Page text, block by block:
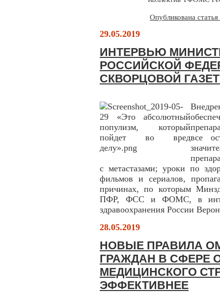
Опубликована
29.05.2019
ИНТЕРВЬЮ
РОССИЙСКОЙ
СКВОРЦОВОЙ
все
с метастазами; уроки по
фильмов и сериалов,
причинах, по которым
ПФР, ФСС и ФОМС, в
здравоохранения России
28.05.2019
НОВЫЕ ПРАВИЛА
ГРАЖДАН В СФЕРЕ
МЕДИЦИНСКОГО
ЭФФЕКТИВНЕЕ